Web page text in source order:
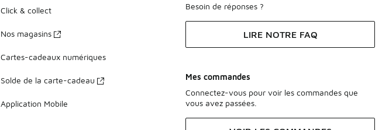
Click & collect
Nos magasins
Cartes-cadeaux numériques
Solde de la carte-cadeau
Application Mobile
Besoin de réponses ?
LIRE NOTRE FAQ
Mes commandes
Connectez-vous pour voir les commandes que
vous avez passées.